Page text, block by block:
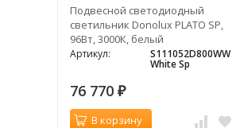
Подвесной светодиодный
светильник Donolux PLATO SP,
96Вт, 3000К, белый
Артикул: S111052D800WW
White Sp
76 770 ₽
В корзину